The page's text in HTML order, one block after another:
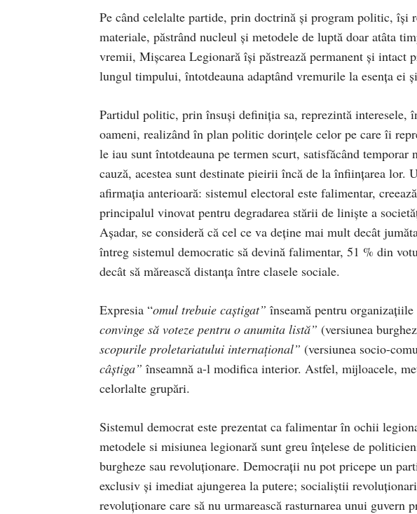
Pe când celelalte partide, prin doctrină şi program politic, îşi
materiale, păstrând nucleul şi metodele de luptă doar atâta
vremii, Mişcarea Legionară îşi păstrează permanent şi
lungul timpului, întotdeauna adaptând vremurile la esenţa ei
Partidul politic, prin însuşi definiţia sa, reprezintă interesele,
oameni, realizând în plan politic dorinţele celor pe care îi
le iau sunt întotdeauna pe termen scurt, satisfăcând
cauză, acestea sunt destinate pieirii încă de la înfiinţarea lor.
afirmaţia anterioară: sistemul electoral este falimentar,
principalul vinovat pentru degradarea stării de linişte a
Aşadar, se consideră că cel ce va deţine mai mult decât
întreg sistemul democratic să devină falimentar, 51 % din
decât să mărească distanţa între clasele sociale.
Expresia “omul trebuie caştigat” înseamă pentru
convinge să voteze pentru o anumita listă” (versiunea
scopurile proletariatului internaţional” (versiunea socio-
câştiga” înseamnă a-l modifica interior. Astfel, mijloacele,
celorlalte grupări.
Sistemul democrat este prezentat ca falimentar în ochii
metodele si misiunea legionară sunt greu înţelese de
burgheze sau revoluţionare. Democraţii nu pot pricepe un
exclusiv şi imediat ajungerea la putere; socialiştii
revoluţionare care să nu urmarească rasturnarea unui guvern